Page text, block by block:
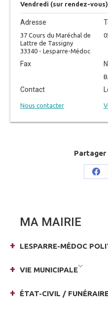
Vendredi (sur rendez-vous)
Adresse
37 Cours du Maréchal de
Lattre de Tassigny
33340 - Lesparre-Médoc
Fax
Contact
Nous contacter
MA MAIRIE
LESPARRE-MÉDOC
VIE MUNICIPALE
ÉTAT-CIVIL /